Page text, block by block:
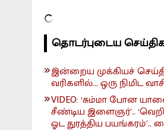
தொடர்புடைய
இன்றைய முக்கியச்
வரிகளில்... ஒரு நிமிட
VIDEO: ‘சும்மா போன
சீண்டிய இளைஞர்’..
ஓட துரத்திய பயங்கரம்’..